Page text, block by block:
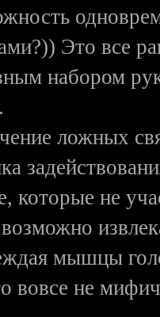
Это все
набором
ложных
которые не
мышцы
вовсе не